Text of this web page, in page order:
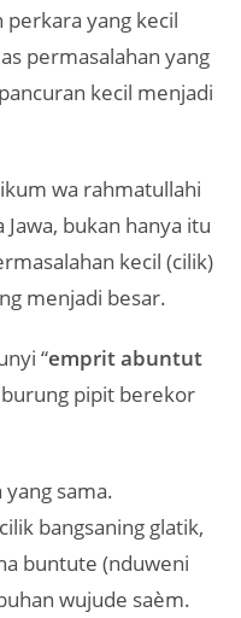
perkara yang kecil
permasalahan yang
kecil menjadi
wa rahmatullahi
bukan hanya itu
kecil (cilik)
menjadi besar.
“emprit abuntut
pipit berekor
sama.
bangsaning glatik,
buntute (nduweni
wujude saèm.